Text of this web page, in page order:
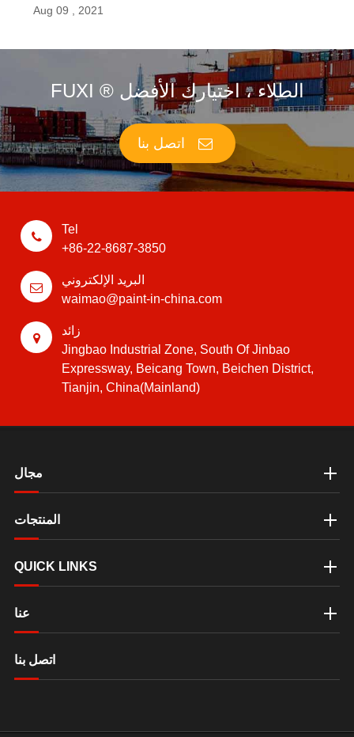
Aug 09 , 2021
FUXI ® الطلاء ، اختيارك الأفضل
Tel
+86-22-8687-3850
البريد الإلكتروني
waimao@paint-in-china.com
زائد
Jingbao Industrial Zone, South Of Jinbao
Expressway, Beicang Town, Beichen District,
Tianjin, China(Mainland)
مجال
المنتجات
QUICK LINKS
عنا
اتصل بنا